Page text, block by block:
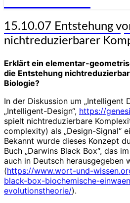
Wissenschaft aus
15.10.07
Entstehung
von
Komplexität
15.10.07 Entstehung
nichtreduzierbarer
Erklärt ein elementar-
die Entstehung
Biologie?
In der Diskussion um „Intelligent
„Intelligent-Design“, https://
spielt nichtreduzierbare
complexity) als „Design-Signal“
Bekannt wurde dieses Konzept
Buch „Darwins Black Box“, das
auch in Deutsch herausgegeben
(https://www.wort-und-
black-box-biochemische-
evolutionstheorie/).